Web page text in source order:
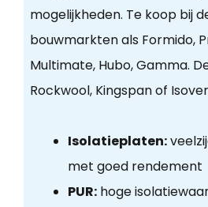
mogelijkheden. Te koop bij
bouwmarkten als Formido,
Multimate, Hubo, Gamma.
Rockwool, Kingspan of
Isolatieplaten:
met goed rendement
PUR:hoge